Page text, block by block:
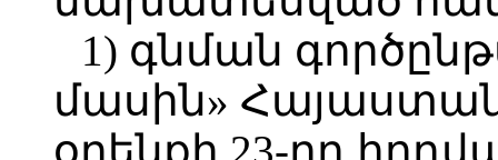
1) գնման
մասին»